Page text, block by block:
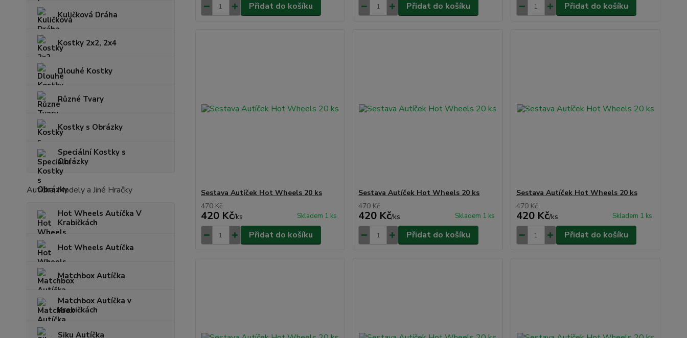
Kuličková Dráha
Kostky 2x2, 2x4
Dlouhé Kostky
Různé Tvary
Kostky s Obrázky
Speciální Kostky s
Obrázky
Autíčka, Modely a Jiné Hračky
Hot Wheels Autíčka V
Krabičkách
Hot Wheels Autíčka
Matchbox Autíčka
Matchbox Autíčka v
Krabičkách
Siku Autíčka
Přidat do košíku Přidat do košíku Přidat do košíku
Sestava Autíček Hot Wheels 20 ks
470 Kč
420 Kč/ks Skladem 1 ks
Přidat do košíku
Sestava Autíček Hot Wheels 20 ks
470 Kč
420 Kč/ks Skladem 1 ks
Přidat do košíku
Sestava Autíček Hot Wheels 20 ks
470 Kč
420 Kč/ks Skladem 1 ks
Přidat do košíku